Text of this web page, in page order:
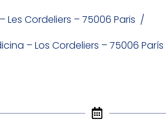
Les Cordeliers – 75006 Paris /
– Los Cordeliers – 75006 París